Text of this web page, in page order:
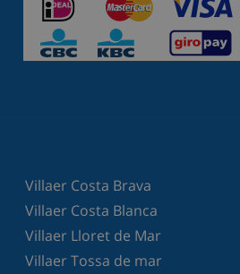
Villaer Costa Brava
Villaer Costa Blanca
Villaer Lloret de Mar
Villaer Tossa de mar